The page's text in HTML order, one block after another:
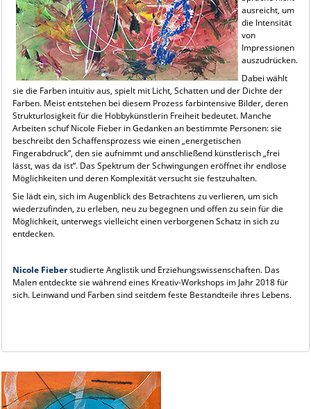
ausreicht, um
die Intensität
von
Impressionen
auszudrücken.
Dabei wählt
sie die Farben intuitiv aus, spielt mit Licht, Schatten und der Dichte der
Farben. Meist entstehen bei diesem Prozess farbintensive Bilder, deren
Strukturlosigkeit für die Hobbykünstlerin Freiheit bedeutet. Manche
Arbeiten schuf Nicole Fieber in Gedanken an bestimmte Personen: sie
beschreibt den Schaffensprozess wie einen „energetischen
Fingerabdruck“, den sie aufnimmt und anschließend künstlerisch „frei
lässt, was da ist“. Das Spektrum der Schwingungen eröffnet ihr endlose
Möglichkeiten und deren Komplexität versucht sie festzuhalten.
Sie lädt ein, sich im Augenblick des Betrachtens zu verlieren, um sich
wiederzufinden, zu erleben, neu zu begegnen und offen zu sein für die
Möglichkeit, unterwegs vielleicht einen verborgenen Schatz in sich zu
entdecken.
Nicole Fieberstudierte Anglistik und Erziehungswissenschaften. Das
Malen entdeckte sie während eines Kreativ-Workshops im Jahr 2018 für
sich. Leinwand und Farben sind seitdem feste Bestandteile ihres Lebens.